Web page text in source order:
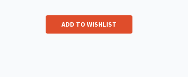
ADD TO WISHLIST